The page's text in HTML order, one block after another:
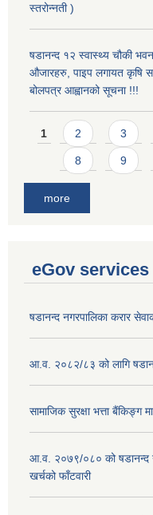
स्तरोन्नती )
षडानन्द १२ स्वास्थ्य चौकी भवन
औजारहरु, पाइप लगायत कृषि
बोलपत्र आह्वानको सूचना !!!
Pages
1 2 3
8 9
more
eGov services
षडानन्द नगरपालिका करार
आ.व. २०८२/८३ को लागि
सामाजिक सुरक्षा भत्ता बैंकिङ्ग
आ.व. २०७९/०८० को षडानन्द
खर्चको फाँटवारी